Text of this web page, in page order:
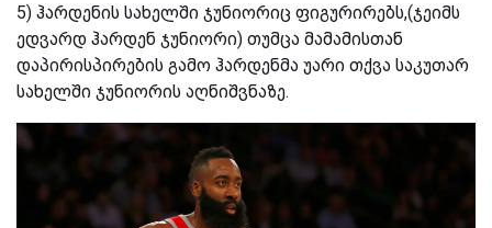
5) ჰარდენის სახელში ჯუნიორიც ფიგურირებს,(ჯეიმს
ედვარდ ჰარდენ ჯუნიორი) თუმცა მამამისთან
დაპირისპირების გამო ჰარდენმა უარი თქვა საკუთარ
სახელში ჯუნიორის აღნიშვნაზე.